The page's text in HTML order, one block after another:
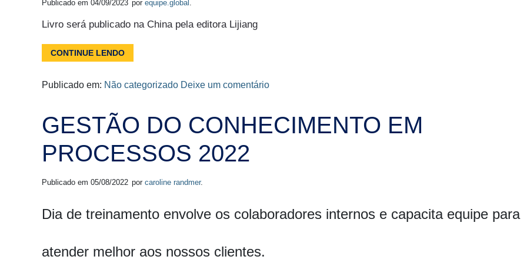
Publicado em 04/09/2023 por equipe.global .
Livro será publicado na China pela editora Lijiang
CONTINUE LENDO
Publicado em: Não categorizado Deixe um comentário
GESTÃO DO CONHECIMENTO EM
PROCESSOS 2022
Publicado em 05/08/2022 por caroline randmer.
Dia de treinamento envolve os colaboradores internos e capacita equipe para
atender melhor aos nossos clientes.